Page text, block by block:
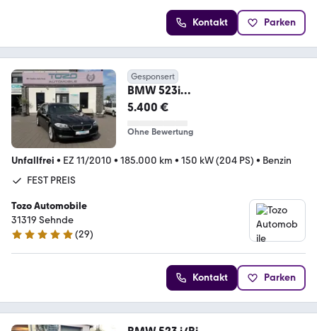
Kontakt Parken
Gesponsert
BMW 523i
Touring!!BESCHREIBUNG
5.400 €
Ohne Bewertung
Unfallfrei • EZ 11/2010 • 185.000 km • 150 kW (204 PS) • Benzin
FEST PREIS
Tozo Automobile
31319 Sehnde
4.8 Sterne
(29)
Kontakt Parken